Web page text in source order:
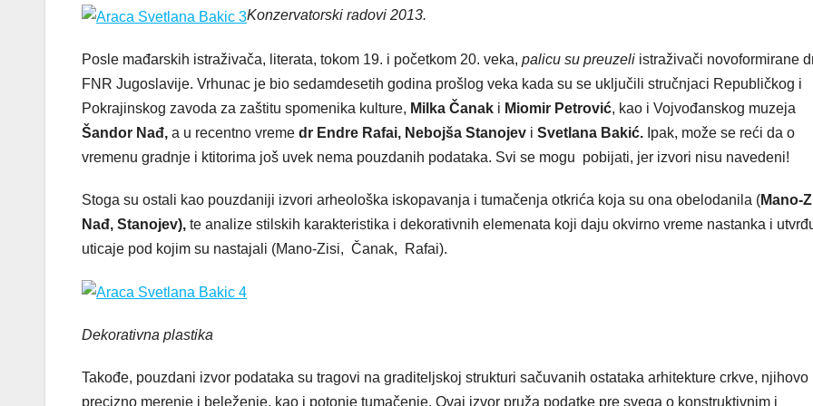
Konzervatorski radovi 2013.
Posle mađarskih istraživača, literata, tokom 19. i početkom 20. veka, palicu su preuzeli istraživači novoformirane
FNR Jugoslavije. Vrhunac je bio sedamdesetih godina prošlog veka kada su se uključili stručnjaci Republičkog i
Pokrajinskog zavoda za zaštitu spomenika kulture, Milka Čanak i Miomir Petrović, kao i Vojvođanskog muzeja
Šandor Nađ, a u recentno vreme dr Endre Rafai, Nebojša Stanojev i Svetlana Bakić. Ipak, može se reći da o
vremenu gradnje i ktitorima još uvek nema pouzdanih podataka. Svi se mogu pobijati, jer izvori nisu navedeni!
Stoga su ostali kao pouzdaniji izvori arheološka iskopavanja i tumačenja otkrića koja su ona obelodanila (Mano-
Nađ, Stanojev), te analize stilskih karakteristika i dekorativnih elemenata koji daju okvirno vreme nastanka i
uticaje pod kojim su nastajali (Mano-Zisi, Čanak, Rafai).
Dekorativna plastika
Takođe, pouzdani izvor podataka su tragovi na graditeljskoj strukturi sačuvanih ostataka arhitekture crkve, njihovo
precizno merenje i beleženje, kao i potonje tumačenje. Ovaj izvor pruža podatke pre svega o konstruktivnim i